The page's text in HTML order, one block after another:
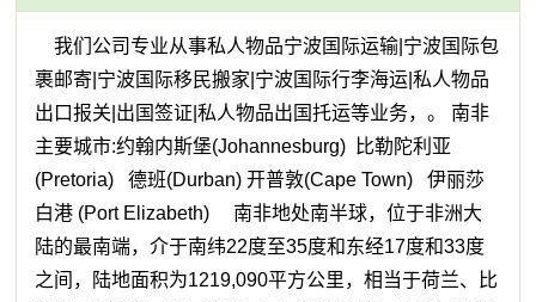
我们公司专业从事私人物品宁波国际运输|宁波国际包
裹邮寄|宁波国际移民搬家|宁波国际行李海运|私人物品
出口报关|出国签证|私人物品出国托运等业务，。 南非
主要城市:约翰内斯堡(Johannesburg) 比勒陀利亚
(Pretoria) 德班(Durban) 开普敦(Cape Town) 伊丽莎
白港 (Port Elizabeth) 南非地处南半球，位于非洲大
陆的最南端，介于南纬22度至35度和东经17度和33度
之间，陆地面积为1219,090平方公里，相当于荷兰、比